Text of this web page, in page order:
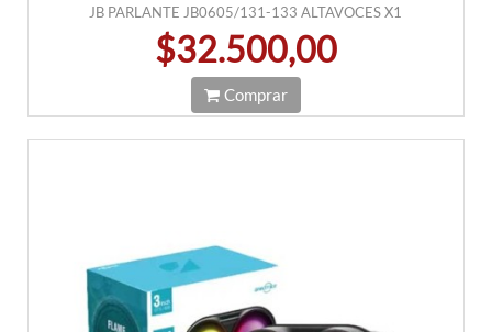
JB PARLANTE JB0605/131-133 ALTAVOCES X1
$32.500,00
Comprar